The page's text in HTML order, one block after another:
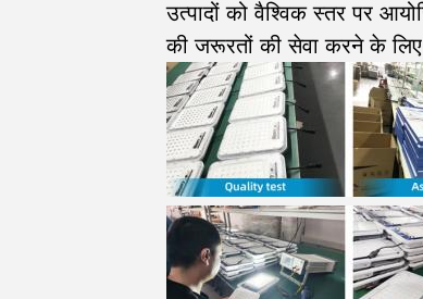
उत्पादों को वैश्विक स्तर पर
की जरूरतों की सेवा करने के लिए